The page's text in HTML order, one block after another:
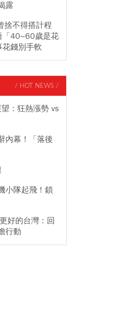
露
捨不得搭計程
「40~60歲是花
錢別手軟
/ HOT NEWS /
：狂熱漲勢 vs
內幕！「落後
小隊起飛！鎖
好的台灣：回
行動